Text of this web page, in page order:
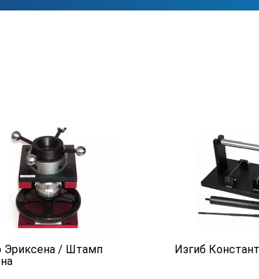
Эриксена / Штамп
Изгиб